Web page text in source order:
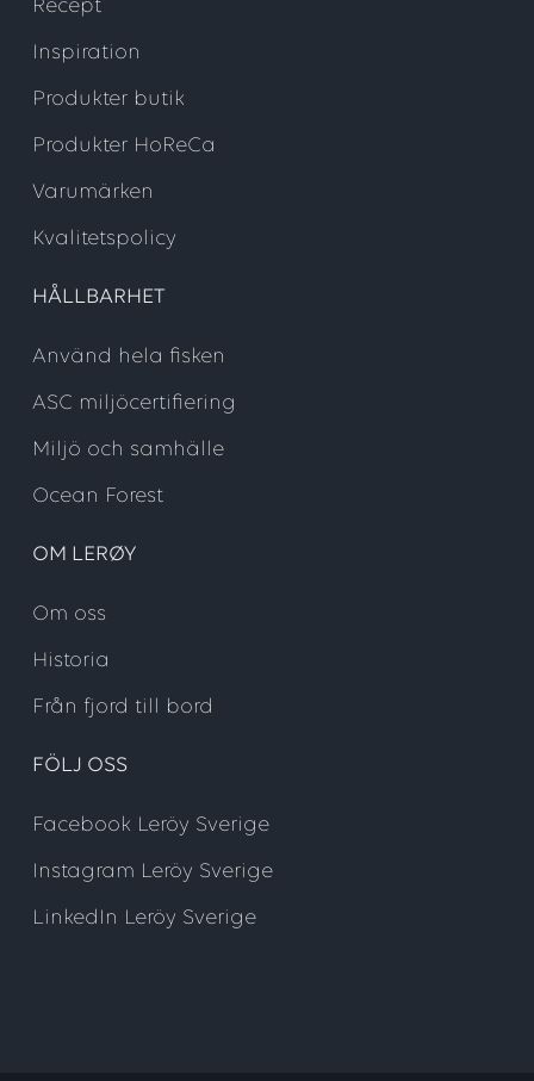
Recept
Inspiration
Produkter butik
Produkter HoReCa
Varumärken
Kvalitetspolicy
HÅLLBARHET
Använd hela fisken
ASC miljöcertifiering
Miljö och samhälle
Ocean Forest
OM LERØY
Om oss
Historia
Från fjord till bord
FÖLJ OSS
Facebook Leröy Sverige
Instagram Leröy Sverige
LinkedIn Leröy Sverige